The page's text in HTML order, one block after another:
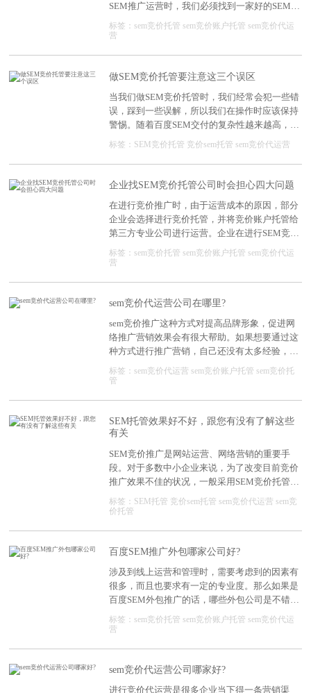
SEM推广运营时，我们必须找到一家好的SEM推
广运营公司，这样我们就不会走弯路，我们就能
更快地成功。
标签： sem竞价托管 sem竞价账户托管 sem竞价代运
营
做SEM竞价托管要注意这三个误区
当我们做SEM竞价托管时，我们经常会犯一些错
误，踩到一些误解，所以我们在操作时应该保持
警惕。随着百度SEM交付的复杂性越来越高，
SEM托管所需的技术、策略不能犯错，也不能踩
标签： SEM竞价托管 竞价sem托管 sem竞价代运营
企业找SEM竞价托管公司时会担心四大问题
在进行竞价推广时，由于运营成本的原因，部分
企业会选择进行竞价托管，并将竞价账户托管给
第三方专业公司进行运营。企业在进行SEM竞价
托管时会担心各种问题。因此，深度网整理了企
业更加关注的四个问题并予以回复。
标签： sem竞价托管 sem竞价账户托管 sem竞价代运
营
sem竞价代运营公司在哪里?
sem竞价推广这种方式对提高品牌形象，促进网
络推广营销效果会有很大帮助。如果想要通过这
种方式进行推广营销，自己还没有太多经验，就
可以选择sem竞价代运营公司提供服务专业公
司，可根据客户需求提供针对性服务。
标签： sem竞价代运营 sem竞价账户托管 sem竞价托
管
SEM托管效果好不好，跟您有没有了解这些
有关
SEM竞价推广是网站运营、网络营销的重要手
段。对于多数中小企业来说，为了改变目前竞价
推广效果不佳的状况，一般采用SEM竞价托管的
方式，以改善其效果。这时，在选择SEM托管公
司的时候，可以考虑以下几点。
标签： SEM托管 竞价sem托管 sem竞价代运营 sem竞
价托管
百度SEM推广外包哪家公司好?
涉及到线上运营和管理时，需要考虑到的因素有
很多，而且也要求有一定的专业度。那么如果是
百度SEM外包推广的话，哪些外包公司是不错的
选择呢?选择依据是什么?
标签： sem竞价托管 sem竞价账户托管 sem竞价代运
营
sem竞价代运营公司哪家好?
进行竞价代运营是很多企业当下得一条营销渠